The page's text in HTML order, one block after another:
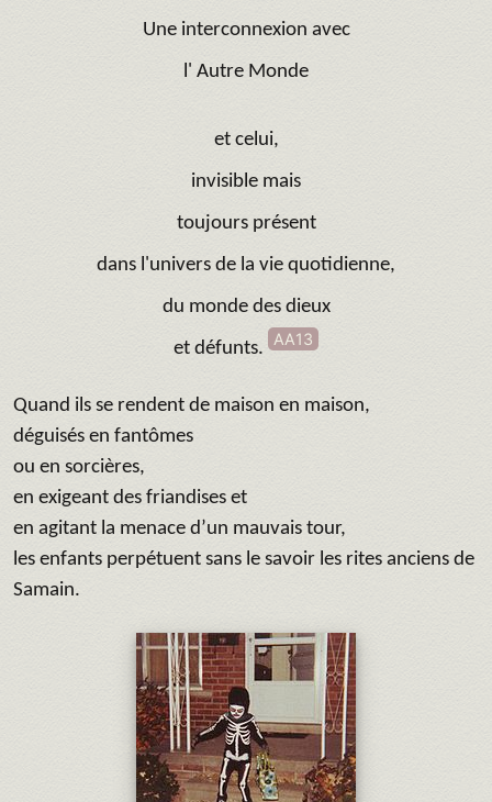
Une interconnexion avec
l' Autre Monde
et celui,
invisible mais
toujours présent
dans l'univers de la vie quotidienne,
du monde des dieux
et défunts.
AA13
Quand ils se rendent de maison en maison,
déguisés en fantômes
ou en sorcières,
en exigeant des friandises et
en agitant la menace d’un mauvais tour,
les enfants perpétuent sans le savoir les rites anciens de
Samain.